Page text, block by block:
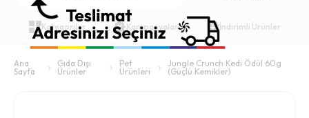
Kategoriler Kampanyalar İndirimli Ürünler
Ana
Sayfa
Gıda Dışı
Ürünler
Pet
Ürünleri
Jungle Crunch Kedi Ödül 60g
(Güçlü Kemikler)